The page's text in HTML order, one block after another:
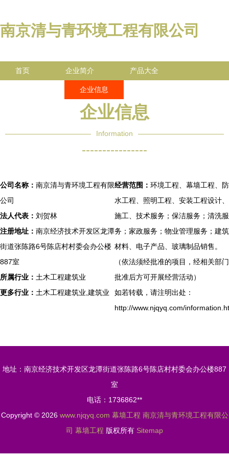
南京清与青环境工程有限公司
首页 企业简介 产品大全
企业信息
企业信息
Information
----------------
公司名称： 南京清与青环境工程有限
公司
法人代表： 刘贺林
注册地址： 南京经济技术开发区龙潭
街道张陈路6号陈店村村委会办公楼
887室
所属行业： 土木工程建筑业
更多行业： 土木工程建筑业,建筑业
经营范围： 环境工程、幕墙工程、防
水工程、照明工程、安装工程设计、
施工、技术服务；保洁服务；清洗服
务；家政服务；物业管理服务；建筑
材料、电子产品、玻璃制品销售。
（依法须经批准的项目，经相关部门
批准后方可开展经营活动）
如若转载，请注明出处：
http://www.njqyq.com/
地址：南京经济技术开发区龙潭街道张陈路6号陈店村村委会办公楼887
室
电话：1736862**
Copyright © 2026 www.njqyq.com 幕墙工程 南京清与青环境工程有限公
司 幕墙工程 版权所有 Sitemap